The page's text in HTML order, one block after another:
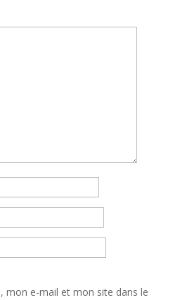
mon e-mail et mon site dans le